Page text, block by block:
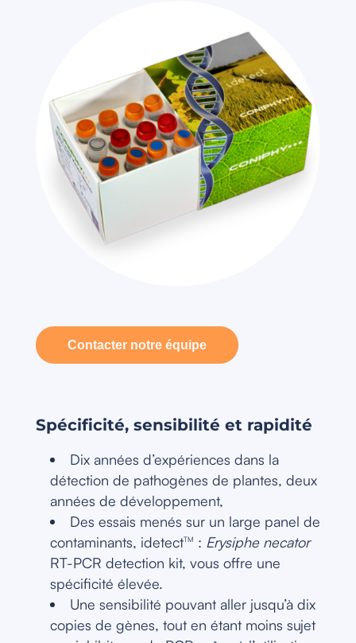
Contacter notre équipe
Spécificité, sensibilité et rapidité
Dix années d’expériences dans la
détection de pathogènes de plantes, deux
années de développement,
Des essais menés sur un large panel de
contaminants, idetectTM : Erysiphe necator
RT-PCR detection kit, vous offre une
spécificité élevée.
Une sensibilité pouvant aller jusqu’à dix
copies de gènes, tout en étant moins sujet